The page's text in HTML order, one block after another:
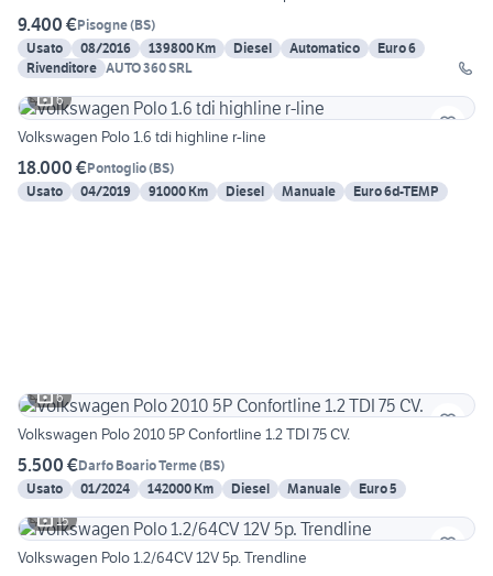
9.400 €Pisogne(BS)
Usato
08/2016 139800 Km Diesel Automatico
Euro 6
Rivenditore AUTO 360 SRL
6
Volkswagen Polo 1.6 tdi highline r-line
18.000 €Pontoglio(BS)
Usato
04/2019 91000 Km Diesel Manuale Euro 6d-TEMP
6
Volkswagen Polo 2010 5P Confortline 1.2 TDI 75 CV.
5.500 €Darfo Boario Terme(BS)
Usato
01/2024 142000 Km Diesel Manuale
Euro 5
15
Volkswagen Polo 1.2/64CV 12V 5p. Trendline